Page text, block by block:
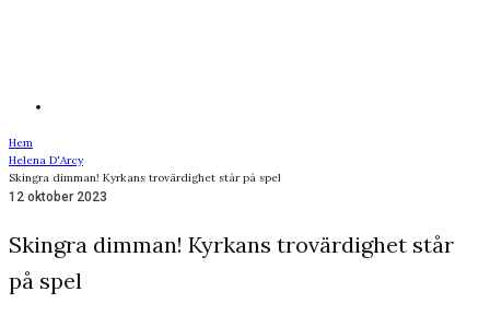
Hem
Helena D'Arcy
Skingra dimman! Kyrkans trovärdighet står på spel
12 oktober 2023
Skingra dimman! Kyrkans trovärdighet står
på spel